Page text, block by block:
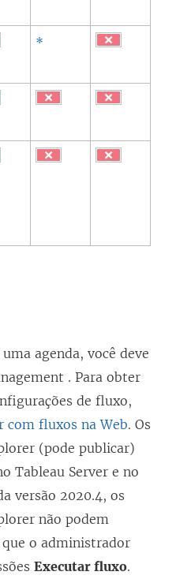
*
agenda, você deve
. Para obter
de fluxo,
com fluxos na Web. Os
(pode publicar)
Tableau Server e no
versão 2020.4, os
não podem
o administrador
Executar fluxo.